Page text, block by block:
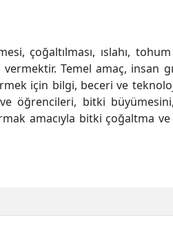
çoğaltılması, ıslahı,
Temel amaç, insan
için bilgi, beceri ve
öğrencileri, bitki
amacıyla bitki çoğaltma